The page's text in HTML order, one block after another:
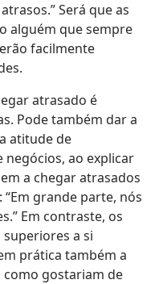
Será que as
alguém que sempre
facilmente
atrasado é
Pode também dar a
atitude de
ao explicar
a chegar atrasados
grande parte, nós
Em contraste, os
a si
prática também a
como gostariam de